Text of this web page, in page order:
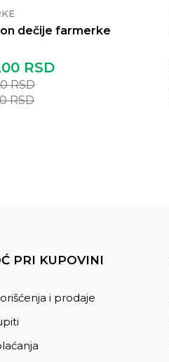
dečije farmerke
RSD
RSD
RSD
PRI KUPOVINI
i prodaje